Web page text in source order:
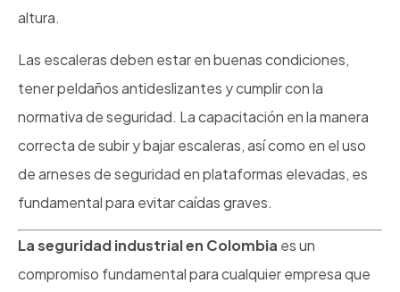
altura.
Las escaleras deben estar en buenas condiciones,
tener peldaños antideslizantes y cumplir con la
normativa de seguridad. La capacitación en la manera
correcta de subir y bajar escaleras, así como en el uso
de arneses de seguridad en plataformas elevadas, es
fundamental para evitar caídas graves.
La seguridad industrial en Colombia es un
compromiso fundamental para cualquier empresa que